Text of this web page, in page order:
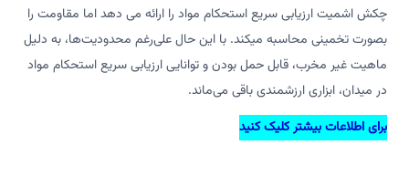
چکش اشمیت ارزیابی سریع استحکام مواد را ارائه می دهد اما مقاومت را
بصورت تخمینی محاسبه میکند. با این حال علی‌رغم محدودیت‌ها، به دلیل
ماهیت غیر مخرب، قابل حمل بودن و توانایی ارزیابی سریع استحکام مواد
در میدان، ابزاری ارزشمندی باقی می‌ماند.
برای اطلاعات بیشترکلیک کنید